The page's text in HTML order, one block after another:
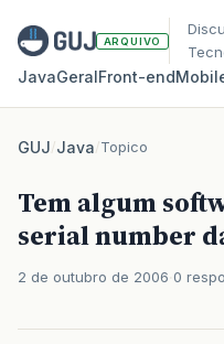
ARQUIVO
JavaGeralFront‑end
GUJ/Java/Topico
Tem algum
serial number
2 de outubro de 2006 0